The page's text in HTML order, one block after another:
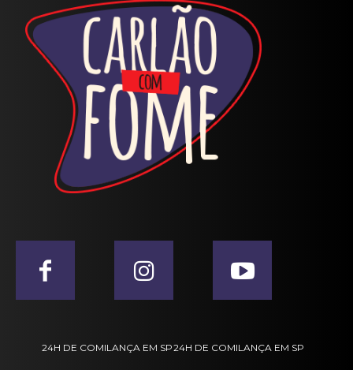
24H DE COMILANÇA EM SP24H DE COMILANÇA EM SP